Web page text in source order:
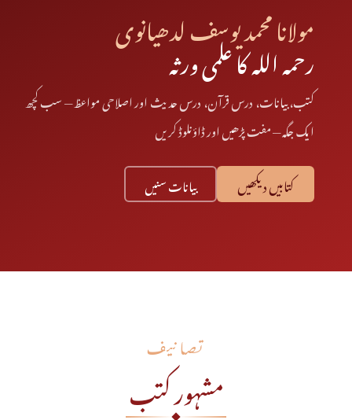
مولانا محمد یوسف لدھیانوی
رحمہ اللہ کا علمی ورثہ
کتب، بیانات، درس قرآن، درس حدیث اور اصلاحی مواعظ — سب کچھ
ایک جگہ — مفت پڑھیں اور ڈاؤنلوڈ کریں
کتابیں دیکھیں بیانات سنیں
تصانیف
مشہور کتب